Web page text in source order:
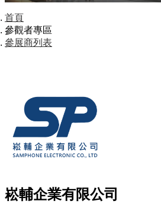
首頁
參觀者專區
參展商列表
崧輔企業有限公司